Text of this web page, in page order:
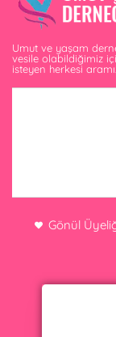
Umut ve yaşam
vesile olabildiğimiz
isteyen herkesi
Gönül